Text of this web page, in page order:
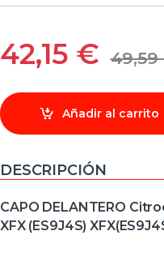
42,15 € 49,59
Añadir al carrito
DESCRIPCIÓN
CAPO DELANTERO
XFX (ES9J4S)